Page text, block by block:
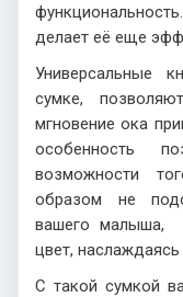
делает её еще
Универсальные
сумке,
мгновение ока
особенность
возможности
образом не
вашего малыша,
цвет,
С такой сумкой